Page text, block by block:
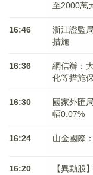
至2000萬
16:46
浙江證監
措施
16:36
網信辦：
化等措施
16:30
國家外匯
幅0.07%
16:24 山金國際
16:20
【異動股